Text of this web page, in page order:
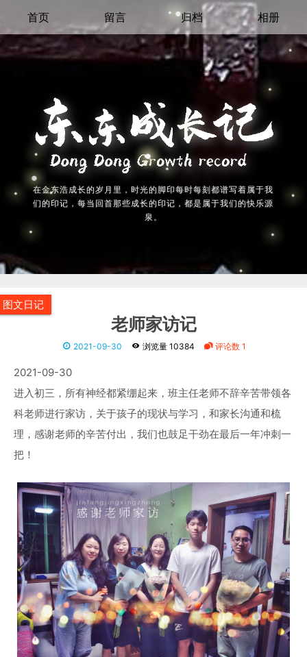
首页 留言 归档 相册
在金东浩成长的岁月里，时光的脚印每时每刻都谱写着属于我
们的印记，每当回首那些成长的印记，都是属于我们的快乐源
泉。
图文日记
老师家访记
2021-09-30 浏览量 10384 评论数 1
2021-09-30
进入初三，所有神经都紧绷起来，班主任老师不辞辛苦带领各
科老师进行家访，关于孩子的现状与学习，和家长沟通和梳
理，感谢老师的辛苦付出，我们也鼓足干劲在最后一年冲刺一
把！